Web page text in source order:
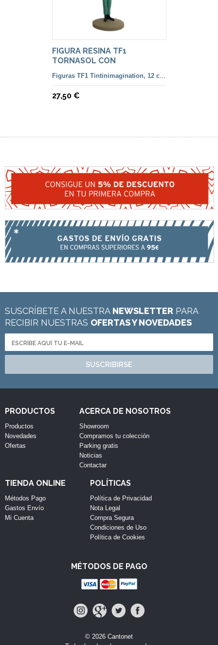
FIGURA RESINA TF1
TORNASOL CON
MOULINSART
Figuras TF1 Tintinimagination, 12 cm. color y francesa
27,50 €
SUSCRÍBETE A NUESTRA NEWSLETTER PARA
RECIBIR NUESTRAS OFERTAS Y NOVEDADES
SUSCRIBIRSE
PRODUCTOS
Productos
Novedades
Ofertas
ACERCA DE NOSOTROS
Showroom
Compramos tu colección
Parking gratis
Noticias
Contactar
TIENDA ONLINE
Métodos Pago
Gastos Envío
Mi Cuenta
POLÍTICAS
Política de Privacidad
Nota Legal
Compra Segura
Condiciones de Uso
Política de Cookies
MÉTODOS DE PAGO
© 2026 Cantonet